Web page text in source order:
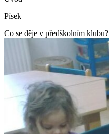
Písek
Co se děje v předškolním klubu?